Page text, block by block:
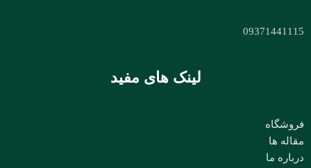
09371441115
لینک های مفید
فروشگاه
مقاله ها
درباره ما